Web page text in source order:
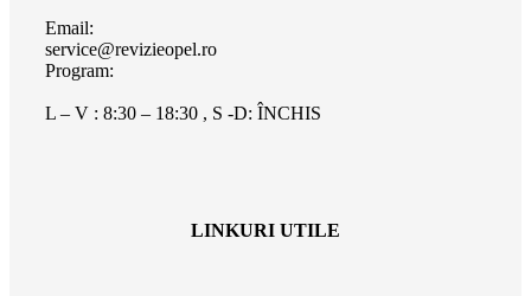
Email:
service@revizieopel.ro
Program:
L – V : 8:30 – 18:30 , S -D: ÎNCHIS
LINKURI UTILE